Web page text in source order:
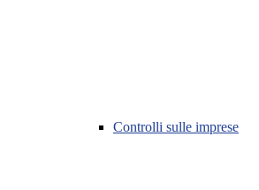
Controlli sulle imprese